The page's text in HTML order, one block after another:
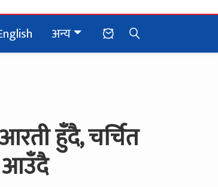
अन्य
हुँदै, चर्चित
आउँदै